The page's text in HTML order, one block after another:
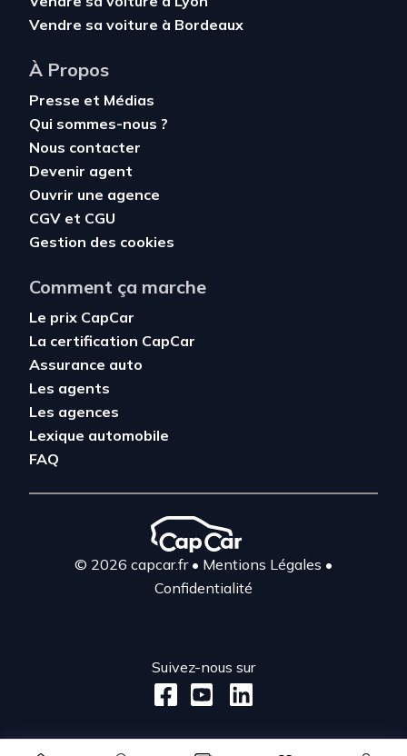
Vendre sa voiture à Bordeaux
À Propos
Presse et Médias
Qui sommes-nous ?
Nous contacter
Devenir agent
Ouvrir une agence
CGV et CGU
Gestion des cookies
Comment ça marche
Le prix CapCar
La certification CapCar
Assurance auto
Les agents
Les agences
Lexique automobile
FAQ
© 2026 capcar.fr• Mentions Légales •
Confidentialité
Suivez-nous sur